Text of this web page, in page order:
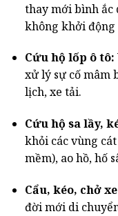
thay mới bình ắc
không khởi động
Cứu hộ lốp ô tô:
xử lý sự cố mâm
lịch, xe tải.
Cứu hộ sa lầy,
khỏi các vùng
mềm), ao hồ, hố
Cẩu, kéo, chở
đời mới di